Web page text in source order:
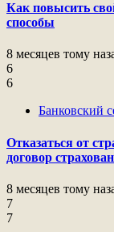
Как повысить
способы
8 месяцев тому
6
6
Банковский
Отказаться от
договор
8 месяцев тому
7
7